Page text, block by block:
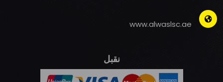
www.alwaslsc.ae
نقبل